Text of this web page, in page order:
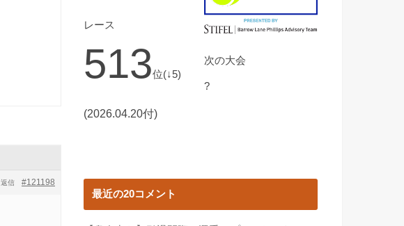
#121198
返信
レース
513位(↓5)
(2026.04.20付)
次の大会
?
最近の20コメント